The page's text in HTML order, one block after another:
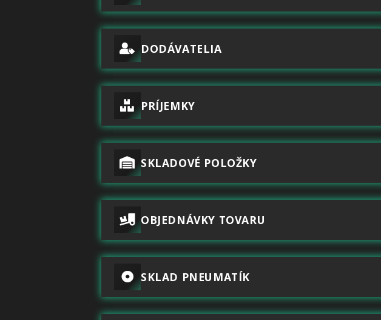
DODÁVATELIA
PRÍJEMKY
SKLADOVÉ POLOŽKY
OBJEDNÁVKY TOVARU
SKLAD PNEUMATÍK